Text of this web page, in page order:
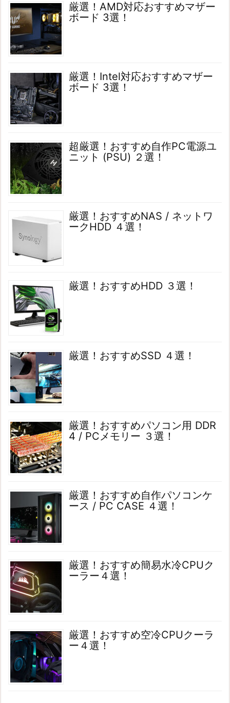
厳選！AMD対応おすすめマザー
ボード 3選！
厳選！Intel対応おすすめマザー
ボード 3選！
超厳選！おすすめ自作PC電源ユ
ニット (PSU) ２選！
厳選！おすすめNAS / ネットワ
ークHDD ４選！
厳選！おすすめHDD ３選！
厳選！おすすめSSD ４選！
厳選！おすすめパソコン用 DDR
4 / PCメモリー ３選！
厳選！おすすめ自作パソコンケ
ース / PC CASE ４選！
厳選！おすすめ簡易水冷CPUク
ーラー４選！
厳選！おすすめ空冷CPUクーラ
ー４選！